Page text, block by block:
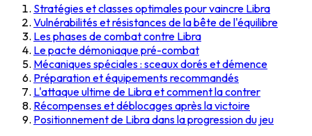
Stratégies et classes optimales pour vaincre Libra
Vulnérabilités et résistances de la bête de l'équilibre
Les phases de combat contre Libra
Le pacte démoniaque pré-combat
Mécaniques spéciales : sceaux dorés et démence
Préparation et équipements recommandés
L'attaque ultime de Libra et comment la contrer
Récompenses et déblocages après la victoire
Positionnement de Libra dans la progression du jeu